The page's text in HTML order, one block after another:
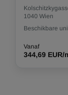
1040 Wien
Beschikbare
Vanaf
344,69 EUR/